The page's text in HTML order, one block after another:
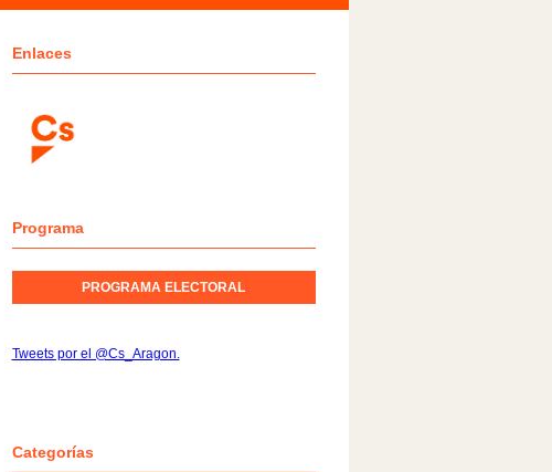
Enlaces
Programa
PROGRAMA ELECTORAL
Tweets por el @Cs_Aragon.
Categorías